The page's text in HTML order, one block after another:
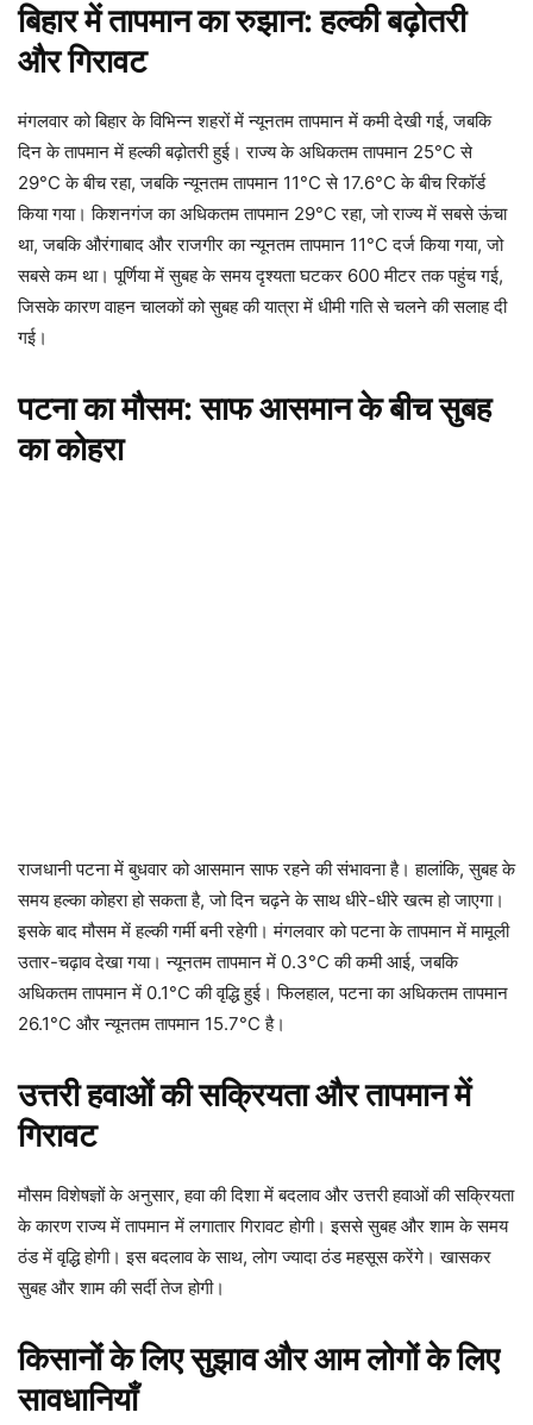
बिहार में तापमान का रुझान: हल्की बढ़ोतरी
और गिरावट
मंगलवार को बिहार के विभिन्न शहरों में न्यूनतम तापमान में कमी देखी गई, जबकि
दिन के तापमान में हल्की बढ़ोतरी हुई। राज्य के अधिकतम तापमान 25°C से
29°C के बीच रहा, जबकि न्यूनतम तापमान 11°C से 17.6°C के बीच रिकॉर्ड
किया गया। किशनगंज का अधिकतम तापमान 29°C रहा, जो राज्य में सबसे ऊंचा
था, जबकि औरंगाबाद और राजगीर का न्यूनतम तापमान 11°C दर्ज किया गया, जो
सबसे कम था। पूर्णिया में सुबह के समय दृश्यता घटकर 600 मीटर तक पहुंच गई,
जिसके कारण वाहन चालकों को सुबह की यात्रा में धीमी गति से चलने की सलाह दी
गई।
पटना का मौसम: साफ आसमान के बीच सुबह
का कोहरा
राजधानी पटना में बुधवार को आसमान साफ रहने की संभावना है। हालांकि, सुबह के
समय हल्का कोहरा हो सकता है, जो दिन चढ़ने के साथ धीरे-धीरे खत्म हो जाएगा।
इसके बाद मौसम में हल्की गर्मी बनी रहेगी। मंगलवार को पटना के तापमान में मामूली
उतार-चढ़ाव देखा गया। न्यूनतम तापमान में 0.3°C की कमी आई, जबकि
अधिकतम तापमान में 0.1°C की वृद्धि हुई। फिलहाल, पटना का अधिकतम तापमान
26.1°C और न्यूनतम तापमान 15.7°C है।
उत्तरी हवाओं की सक्रियता और तापमान में
गिरावट
मौसम विशेषज्ञों के अनुसार, हवा की दिशा में बदलाव और उत्तरी हवाओं की सक्रियता
के कारण राज्य में तापमान में लगातार गिरावट होगी। इससे सुबह और शाम के समय
ठंड में वृद्धि होगी। इस बदलाव के साथ, लोग ज्यादा ठंड महसूस करेंगे। खासकर
सुबह और शाम की सर्दी तेज होगी।
किसानों के लिए सुझाव और आम लोगों के लिए
सावधानियाँ